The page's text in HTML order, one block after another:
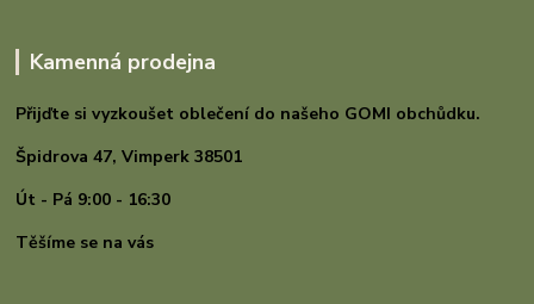
Kamenná prodejna
Přijďte si vyzkoušet oblečení do našeho GOMI obchůdku.
Špidrova 47,Vimperk 38501
Út - Pá 9:00 - 16:30
Těšíme se na vás